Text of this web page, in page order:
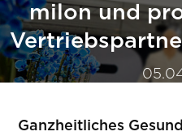
milon und
Ganzheitliches